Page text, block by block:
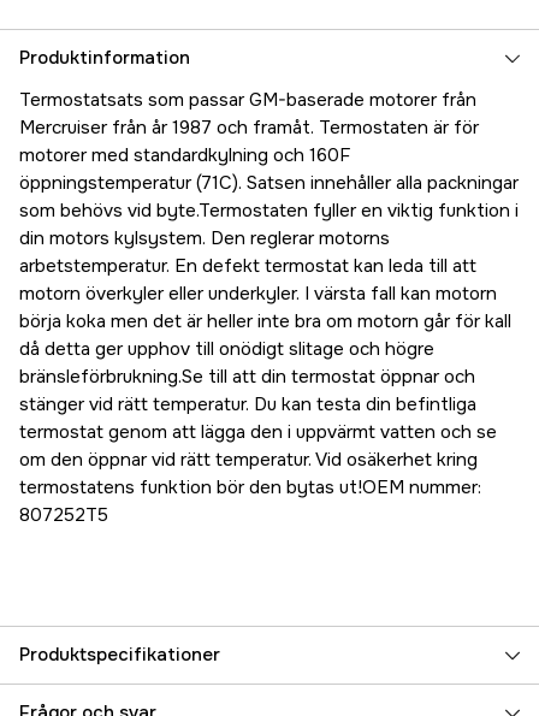
Produktinformation
Termostatsats som passar GM-baserade motorer från
Mercruiser från år 1987 och framåt. Termostaten är för
motorer med standardkylning och 160F
öppningstemperatur (71C). Satsen innehåller alla packningar
som behövs vid byte.Termostaten fyller en viktig funktion i
din motors kylsystem. Den reglerar motorns
arbetstemperatur. En defekt termostat kan leda till att
motorn överkyler eller underkyler. I värsta fall kan motorn
börja koka men det är heller inte bra om motorn går för kall
då detta ger upphov till onödigt slitage och högre
bränsleförbrukning.Se till att din termostat öppnar och
stänger vid rätt temperatur. Du kan testa din befintliga
termostat genom att lägga den i uppvärmt vatten och se
om den öppnar vid rätt temperatur. Vid osäkerhet kring
termostatens funktion bör den bytas ut!OEM nummer:
807252T5
Produktspecifikationer
Referensnummer 5000070697